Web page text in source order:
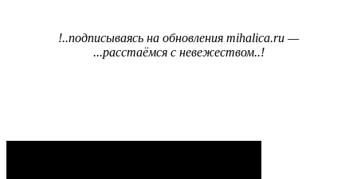
!..подписываясь на обновления mihalica.ru —
...расстаёмся с невежеством..!